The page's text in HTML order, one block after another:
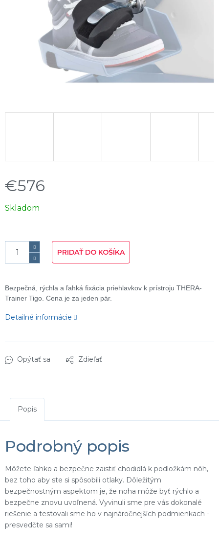
€576
Jednotková
cena:
Skladom
PRIDAŤ DO KOŠÍKA
Bezpečná, rýchla a ľahká fixácia priehlavkov k prístroju THERA-
Trainer Tigo. Cena je za jeden pár.
Detailné informácie
Opýtať sa Zdieľať
Popis
Podrobný popis
Môžete ľahko a bezpečne zaistiť chodidlá k podložkám nôh,
bez toho aby ste si spôsobili otlaky. Dôležitým
bezpečnostným aspektom je, že noha môže byť rýchlo a
bezpečne znovu uvoľnená. Vyvinuli sme pre vás dokonalé
riešenie a testovali sme ho v najnáročnejších podmienkach -
presvedčte sa sami!